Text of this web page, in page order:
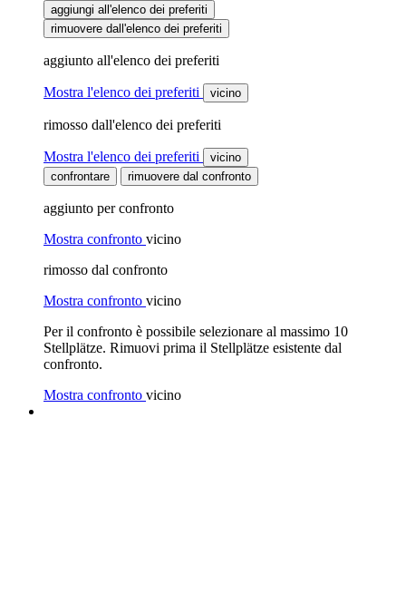
aggiungi all'elenco dei preferiti
rimuovere dall'elenco dei preferiti
aggiunto all'elenco dei preferiti
Mostra l'elenco dei preferiti vicino
rimosso dall'elenco dei preferiti
Mostra l'elenco dei preferiti
vicino
confrontare
rimuovere dal confronto
aggiunto per confronto
Mostra confronto vicino
rimosso dal confronto
Mostra confronto vicino
Per il confronto è possibile selezionare al massimo 10
Stellplätze. Rimuovi prima il Stellplätze esistente dal
confronto.
Mostra confronto vicino